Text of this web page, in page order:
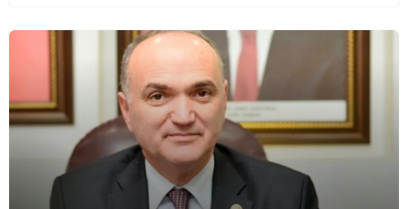
KARA HABERLERI
DÜNYADAN GELIŞMELER